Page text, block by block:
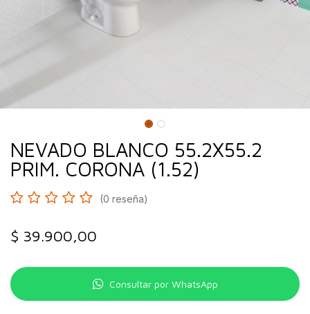
NEVADO BLANCO 55.2X55.2
PRIM. CORONA (1.52)
(0 reseña)
$ 39.900,00
Consultar por WhatsApp